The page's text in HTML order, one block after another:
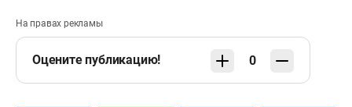
На правах рекламы
Оцените публикацию! 0